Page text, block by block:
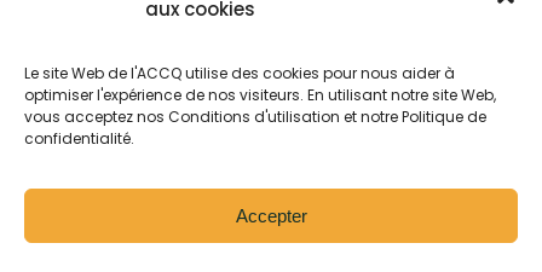
aux cookies
Le site Web de l'ACCQ utilise des cookies pour nous aider à
optimiser l'expérience de nos visiteurs. En utilisant notre site Web,
vous acceptez nos Conditions d'utilisation et notre Politique de
confidentialité.
Accepter
Tous droits réservés2026
Politique de confidentialité